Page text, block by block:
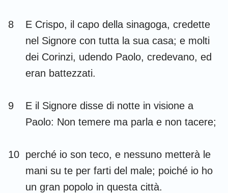
8
E Crispo, il capo della sinagoga, credette
nel Signore con tutta la sua casa; e molti
dei Corinzi, udendo Paolo, credevano, ed
eran battezzati.
9
E il Signore disse di notte in visione a
Paolo: Non temere ma parla e non tacere;
10 perché io son teco, e nessuno metterà le
mani su te per farti del male; poiché io ho
un gran popolo in questa città.